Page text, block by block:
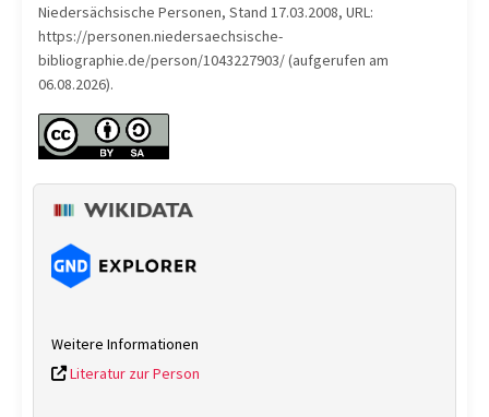
Niedersächsische Personen, Stand 17.03.2008, URL:
https://personen.niedersaechsische-
bibliographie.de/person/1043227903/ (aufgerufen am
06.08.2026).
Weitere Informationen
Literatur zur Person